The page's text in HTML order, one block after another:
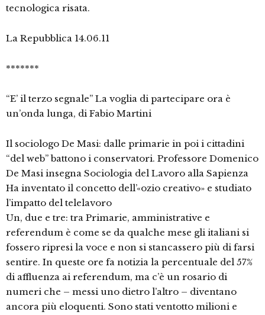
tecnologica risata.
La Repubblica 14.06.11
*******
“E’ il terzo segnale” La voglia di partecipare ora è
un’onda lunga, di Fabio Martini
Il sociologo De Masi: dalle primarie in poi i cittadini
“del web” battono i conservatori. Professore Domenico
De Masi insegna Sociologia del Lavoro alla Sapienza
Ha inventato il concetto dell’«ozio creativo» e studiato
l’impatto del telelavoro
Un, due e tre: tra Primarie, amministrative e
referendum è come se da qualche mese gli italiani si
fossero ripresi la voce e non si stancassero più di farsi
sentire. In queste ore fa notizia la percentuale del 57%
di affluenza ai referendum, ma c’è un rosario di
numeri che – messi uno dietro l’altro – diventano
ancora più eloquenti. Sono stati ventotto milioni e